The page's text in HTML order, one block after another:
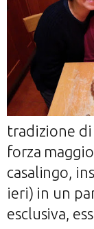
tradizione di
forza
casalingo,
ieri) in un
esclusiva,